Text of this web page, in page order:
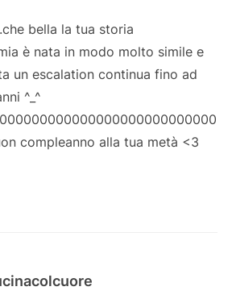
bella la tua storia
è nata in modo molto simile e
un escalation continua fino ad
^_^
compleanno alla tua metà <3